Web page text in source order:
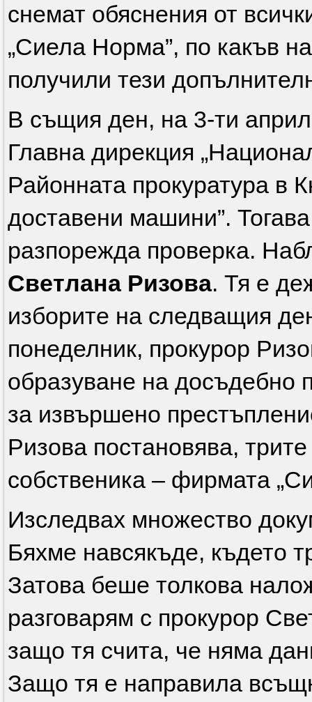
снемат обяснения от
„Сиела Норма”, по какъв
получили тези
В същия ден, на 3-ти
Главна дирекция
Районната прокуратура в
доставени машини”.
разпорежда проверка.
Светлана Ризова. Тя е
изборите на следващия
понеделник, прокурор
образуване на досъдебно
за извършено
Ризова постановява,
собственика – фирмата
Изследвах множество
Бяхме навсякъде, където
Затова беше толкова
разговарям с прокурор
защо тя счита, че няма
Защо тя е направила